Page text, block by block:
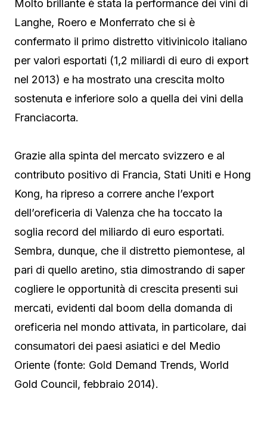
Molto brillante è stata la performance dei vini di
Langhe, Roero e Monferrato che si è
confermato il primo distretto vitivinicolo italiano
per valori esportati (1,2 miliardi di euro di export
nel 2013) e ha mostrato una crescita molto
sostenuta e inferiore solo a quella dei vini della
Franciacorta.
Grazie alla spinta del mercato svizzero e al
contributo positivo di Francia, Stati Uniti e Hong
Kong, ha ripreso a correre anche l’export
dell’oreficeria di Valenza che ha toccato la
soglia record del miliardo di euro esportati.
Sembra, dunque, che il distretto piemontese, al
pari di quello aretino, stia dimostrando di saper
cogliere le opportunità di crescita presenti sui
mercati, evidenti dal boom della domanda di
oreficeria nel mondo attivata, in particolare, dai
consumatori dei paesi asiatici e del Medio
Oriente (fonte: Gold Demand Trends, World
Gold Council, febbraio 2014).